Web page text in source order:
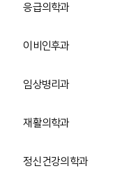
응급의학과
이비인후과
임상병리과
재활의학과
정신건강의학과